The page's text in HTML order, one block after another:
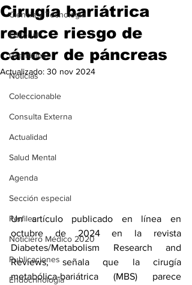
Ciencia y Tecnología
Editorial
Gremiales
Noticias
Coleccionable
Consulta Externa
Actualidad
Salud Mental
Agenda
Sección especial
Perfiles
Noticiero Médico 2020
Publicaciones
Endocrinología
Cirugía bariátrica
reduce riesgo de
cáncer de páncreas
Actualizado: 30 nov 2024
Un artículo publicado en línea en
octubre de 2024 en la revista
Diabetes/Metabolism Research and
Reviews, señala que la cirugía
metabólica-bariátrica (MBS) parece